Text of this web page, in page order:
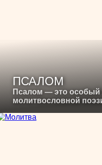
ПСАЛОМ
Псалом — это особый
молитвословной